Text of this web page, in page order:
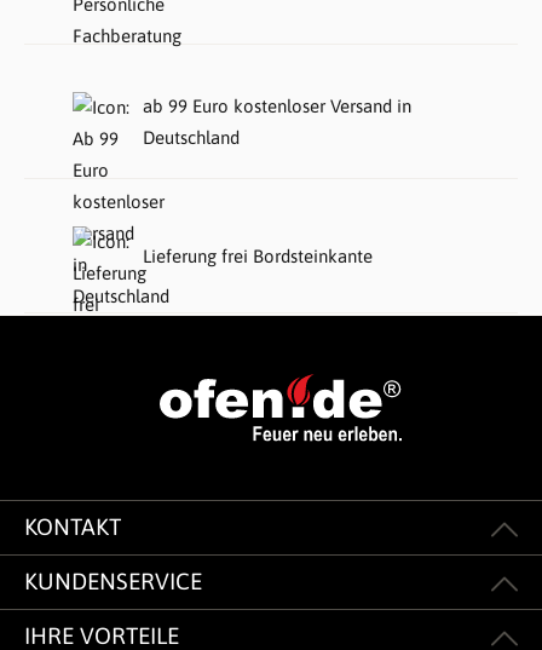
ab 99 Euro kostenloser Versand in
Deutschland
Lieferung frei Bordsteinkante
KONTAKT
KUNDENSERVICE
IHRE VORTEILE